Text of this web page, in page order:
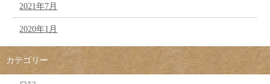
2021年7月
2020年1月
カテゴリー